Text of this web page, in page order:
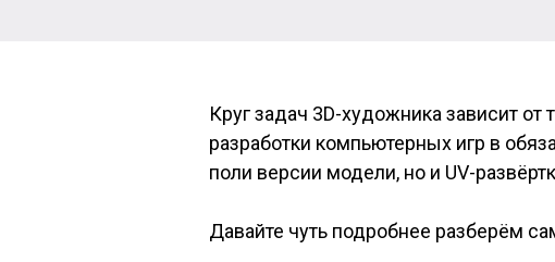
Круг задач 3D-художника зависит
разработки компьютерных игр в
поли версии модели, но и UV-
Давайте чуть подробнее разберём